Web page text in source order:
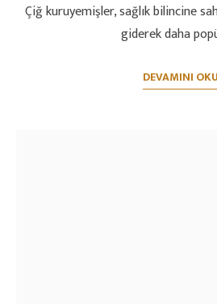
Çiğ kuruyemişler, sağlık bilincine
giderek daha
DEVAMINI OKU